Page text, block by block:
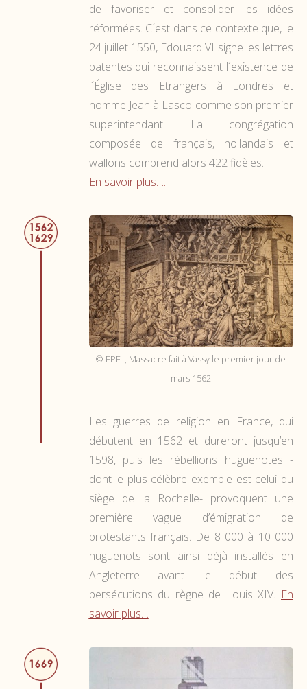
de favoriser et consolider les idées
réformées. C´est dans ce contexte que, le
24 juillet 1550, Edouard VI signe les lettres
patentes qui reconnaissent l´existence de
l´Église des Etrangers à Londres et
nomme Jean à Lasco comme son premier
superintendant. La congrégation
composée de français, hollandais et
wallons comprend alors 422 fidèles.
En savoir plus….
© EPFL, Massacre fait à Vassy le premier jour de
mars 1562
Les guerres de religion en France, qui
débutent en 1562 et dureront jusqu’en
1598, puis les rébellions huguenotes -
dont le plus célèbre exemple est celui du
siège de la Rochelle- provoquent une
première vague d’émigration de
protestants français. De 8 000 à 10 000
huguenots sont ainsi déjà installés en
Angleterre avant le début des
persécutions du règne de Louis XIV. En
savoir plus…